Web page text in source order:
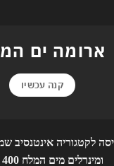
ים המלח
קנה עכשיו